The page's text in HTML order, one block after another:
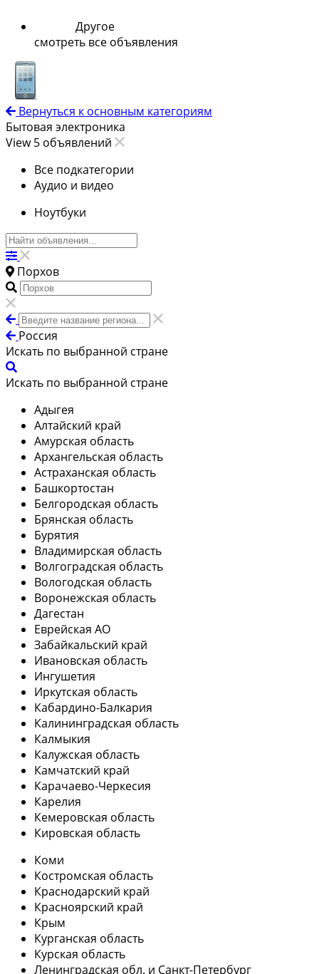
Другое
смотреть все объявления
Вернуться к основным категориям
Бытовая электроника
View 5 объявлений
Все подкатегории
Аудио и видео
Ноутбуки
Порхов
Россия
Искать по выбранной стране
Искать по выбранной стране
Адыгея
Алтайский край
Амурская область
Архангельская область
Астраханская область
Башкортостан
Белгородская область
Брянская область
Бурятия
Владимирская область
Волгоградская область
Вологодская область
Воронежская область
Дагестан
Еврейская АО
Забайкальский край
Ивановская область
Ингушетия
Иркутская область
Кабардино-Балкария
Калининградская область
Калмыкия
Калужская область
Камчатский край
Карачаево-Черкесия
Карелия
Кемеровская область
Кировская область
Коми
Костромская область
Краснодарский край
Красноярский край
Крым
Курганская область
Курская область
Ленинградская обл. и Санкт-Петербург